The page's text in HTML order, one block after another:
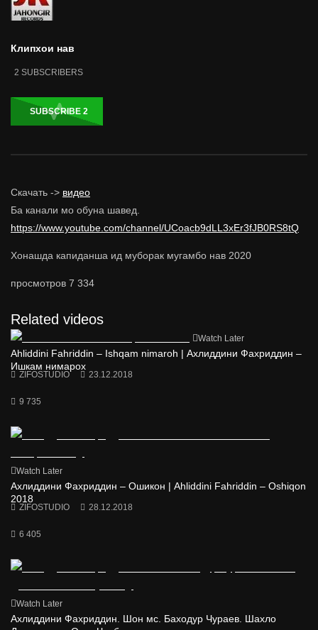
Клипхои нав
2 SUBSCRIBERS
SUBSCRIBE 2
Скачать -> видео
Ба канали мо обуна шавед.
https://www.youtube.com/channel/UCoacb9dLL3xEr3fJB0RS8tQ
Хонашда капиданша ид муборак мугамбо нав 2020
просмотров 7 334
Related videos
Watch Later
Ahliddini Fahriddin – Ishqam nimaroh | Ахлиддини Фахриддин –
Ишкам нимарох
ZIFOSTUDIO 23.12.2018
9 735
Watch Later
Ахлиддини Фахриддин – Ошикон | Ahliddini Fahriddin – Oshiqon
2018
ZIFOSTUDIO 28.12.2018
6 405
Watch Later
Ахлиддини Фахриддин. Шон мс. Баходур Чураев. Шахло